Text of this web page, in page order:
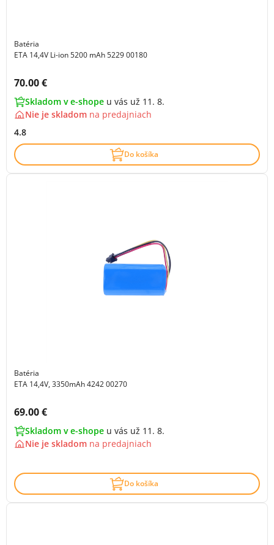
Batéria
ETA 14,4V Li-ion 5200 mAh 5229 00180
Cena s DPH:
70.00 €
Skladom v e-shope u vás už 11. 8.
Nie je skladom na predajniach
4.8
Do košíka
Batéria
ETA 14,4V, 3350mAh 4242 00270
Cena s DPH:
69.00 €
Skladom v e-shope u vás už 11. 8.
Nie je skladom na predajniach
Do košíka